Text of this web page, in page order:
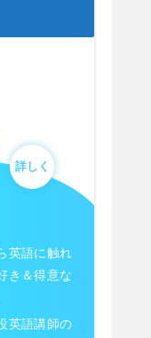
英語に触れ
き＆得意な
英語講師の
詳しく